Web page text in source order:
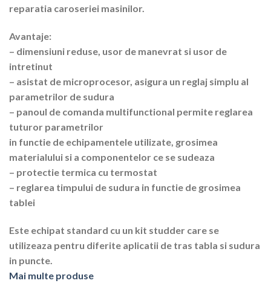
reparatia caroseriei masinilor.
Avantaje:
– dimensiuni reduse, usor de manevrat si usor de
intretinut
– asistat de microprocesor, asigura un reglaj simplu al
parametrilor de sudura
– panoul de comanda multifunctional permite reglarea
tuturor parametrilor
in functie de echipamentele utilizate, grosimea
materialului si a componentelor ce se sudeaza
– protectie termica cu termostat
– reglarea timpului de sudura in functie de grosimea
tablei
Este echipat standard cu un kit studder care se
utilizeaza pentru diferite aplicatii de tras tabla si sudura
in puncte.
Mai multe produse